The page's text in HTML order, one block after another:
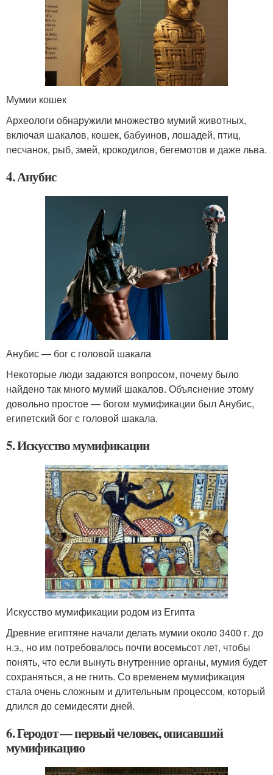
Мумии кошек
Археологи обнаружили множество мумий животных,
включая шакалов, кошек, бабуинов, лошадей, птиц,
песчанок, рыб, змей, крокодилов, бегемотов и даже льва.
4. Анубис
Анубис — бог с головой шакала
Некоторые люди задаются вопросом, почему было
найдено так много мумий шакалов. Объяснение этому
довольно простое — богом мумификации был Анубис,
египетский бог с головой шакала.
5. Искусство мумификации
Искусство мумификации родом из Египта
Древние египтяне начали делать мумии около 3400 г. до
н.э., но им потребовалось почти восемьсот лет, чтобы
понять, что если вынуть внутренние органы, мумия будет
сохраняться, а не гнить. Со временем мумификация
стала очень сложным и длительным процессом, который
длился до семидесяти дней.
6. Геродот — первый человек, описавший
мумификацию